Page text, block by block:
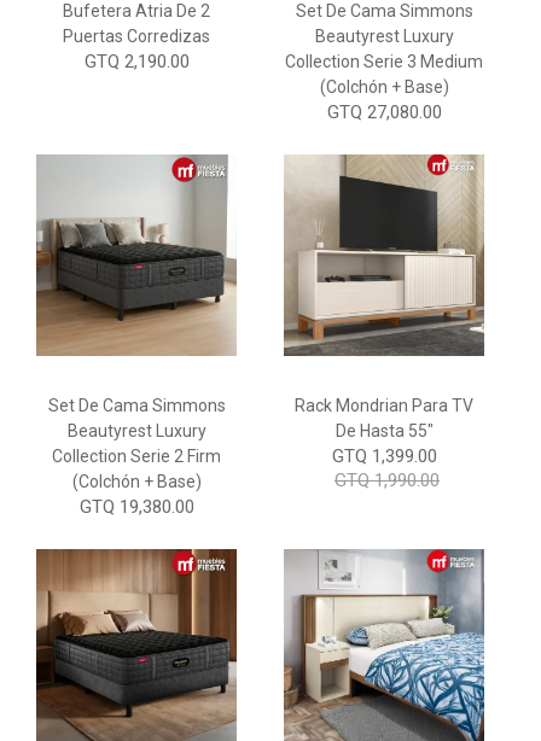
Bufetera Atria De 2
Puertas Corredizas
GTQ 2,190.00
Set De Cama Simmons
Beautyrest Luxury
Collection Serie 3 Medium
(Colchón + Base)
GTQ 27,080.00
Set De Cama Simmons
Beautyrest Luxury
Collection Serie 2 Firm
(Colchón + Base)
GTQ 19,380.00
Rack Mondrian Para TV
De Hasta 55"
GTQ 1,399.00
GTQ 1,990.00